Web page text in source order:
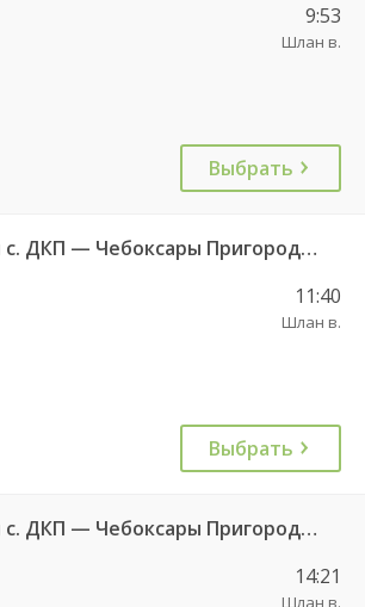
9:53
Шлан в.
Выбрать
Красные Четаи с. ДКП — Чебоксары Пригородный АВ ч/з Аликово с. ДКП 753
11:40
Шлан в.
Выбрать
Красные Четаи с. ДКП — Чебоксары Пригородный АВ ч/з Аликово с. ДКП 753
14:21
Шлан в.